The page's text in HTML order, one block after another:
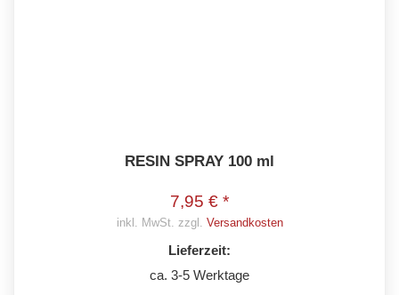
RESIN SPRAY 100 ml
7,95 € *
inkl. MwSt. zzgl. Versandkosten
Lieferzeit:
ca. 3-5 Werktage